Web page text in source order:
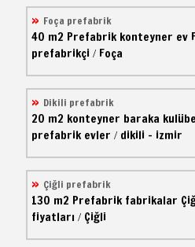
Foça prefabrik
40 m2 Prefabrik konteyner ev
prefabrikçi / Foça
Dikili prefabrik
20 m2 konteyner baraka kulübe
prefabrik evler / dikili - izmir
Çiğli prefabrik
130 m2 Prefabrik fabrikalar
fiyatları / Çiğli